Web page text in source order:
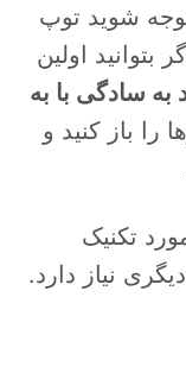
شوید توپ
اولین
به سادگی با به
را باز کنید و
تکنیک
نیاز دارد.